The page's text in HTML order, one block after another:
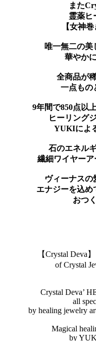
また
霊薬ヒ
【女神
唯一無二の
華やか
全商品が
一点もの
9年間で850点以
ヒーリング
YUKIによ
石のエネル
繊細ワイヤー
ヴィーナス
エナジーを込め
おつ
【Crystal Deva
of Crystal
Crystal Deva’
all
by healing jewelry
Magical
by